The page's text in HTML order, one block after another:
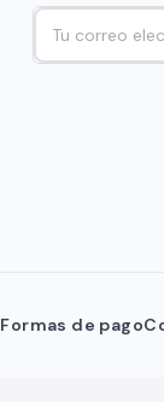
Formas de pago